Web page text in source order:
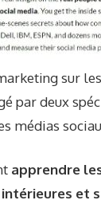
sur
par deux
médias
apprendre
et